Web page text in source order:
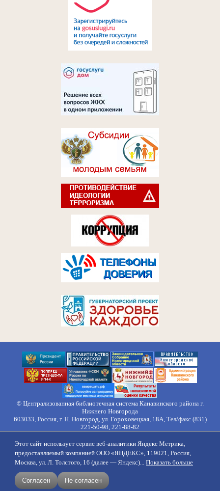
создание сайтов
продвижение
поддержка
© Централизованная библиотечная система Канавинского района г.
Нижнего Новгорода
603033, Россия, г. Н. Новгород, ул. Гороховецкая, 18А, Тел/факс (831)
221-50-98, 221-88-82
Контакты Противодействие коррупции
Противодействие
идеологии терроризма
Напишите нам
Этот сайт использует сервис веб-аналитики Яндекс Метрика,
предоставляемый компанией ООО «ЯНДЕКС», 119021, Россия,
Москва, ул. Л. Толстого, 16 (далее — Яндекс)... Показать больше
Согласен Не согласен